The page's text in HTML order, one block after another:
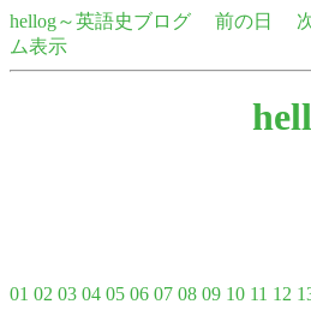
hellog～英語史ブログ 前の日
ム表示
01 02 03 04 05 06 07 08 09 10 11 12